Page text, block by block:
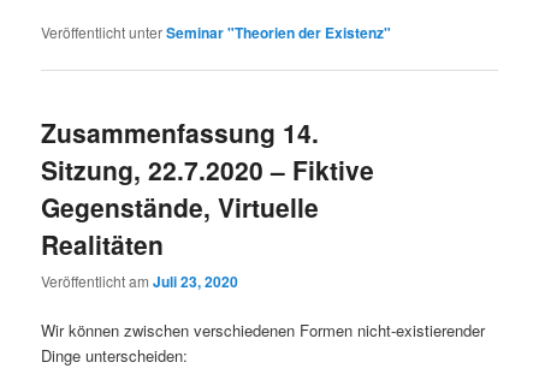
Veröffentlicht unterSeminar "Theorien der Existenz"
Zusammenfassung 14.
Sitzung, 22.7.2020 – Fiktive
Gegenstände, Virtuelle
Realitäten
Veröffentlicht amJuli 23, 2020
Wir können zwischen verschiedenen Formen nicht-existierender
Dinge unterscheiden: